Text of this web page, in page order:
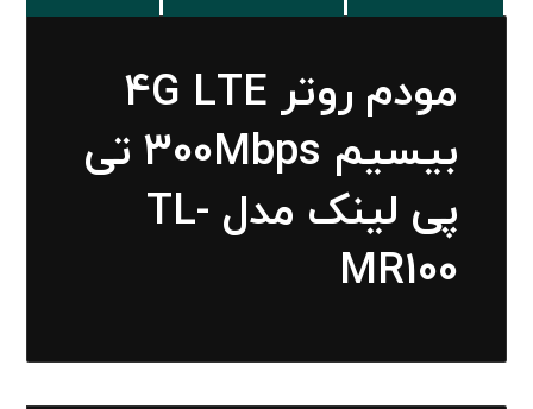
مودم روتر 4G LTE
بیسیم 300Mbps تی
پی لینک مدل TL-
MR100